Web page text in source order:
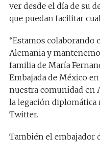
ver desde el día de su
que puedan facilitar
“Estamos colaborando
Alemania y
familia de María
Embajada de México
nuestra comunidad en
la legación diplomática
Twitter.
También el embajador